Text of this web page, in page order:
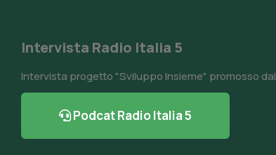
Intervista Radio Italia 5
Intervista progetto "Sviluppo Insieme" promosso
Podcat Radio Italia 5